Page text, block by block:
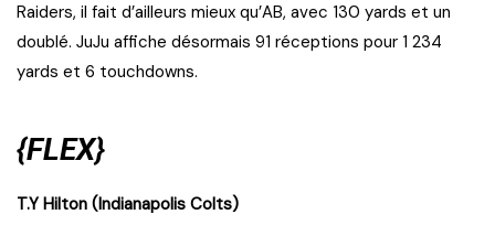
Raiders, il fait d’ailleurs mieux qu’AB, avec 130 yards et un
doublé. JuJu affiche désormais 91 réceptions pour 1 234
yards et 6 touchdowns.
{FLEX}
T.Y Hilton (Indianapolis Colts)